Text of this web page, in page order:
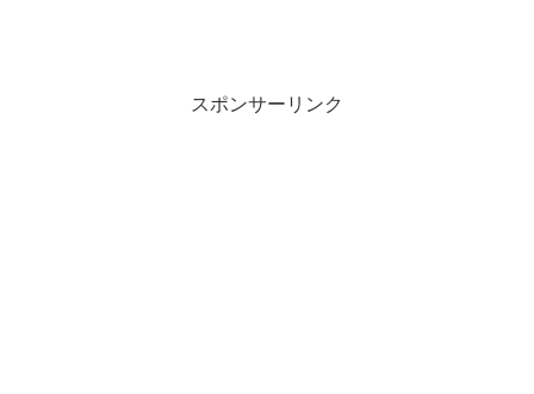
スポンサーリンク